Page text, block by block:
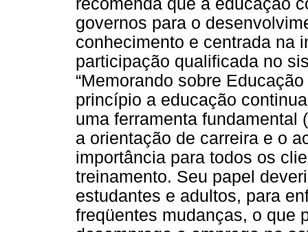
governos para o
conhecimento e centrada na
participação qualificada no
“Memorando sobre
princípio a educação
uma ferramenta fundamental
a orientação de carreira e o
importância para todos os
treinamento. Seu papel
estudantes e adultos, para
freqüentes mudanças, o que